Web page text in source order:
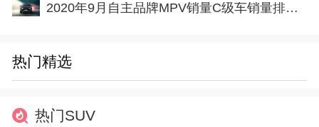
2020年9月自主品牌MPV销量C级车销量排行榜完整版
热门精选
热门SUV